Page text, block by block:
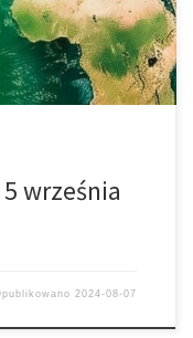
5 września
2024-08-07